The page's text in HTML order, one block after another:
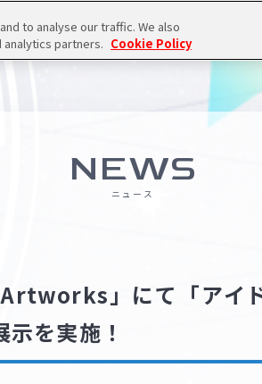
NEWS
ニュース
」にて「アイ
を実施！
to analyse our traffic. We also
partners. Cookie Policy